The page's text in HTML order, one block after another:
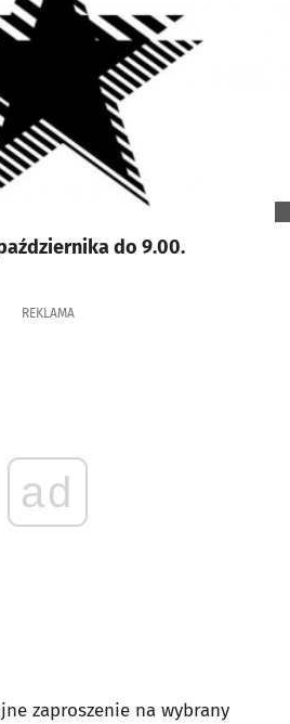
do 9.00.
REKLAMA
ad
zaproszenie na wybrany